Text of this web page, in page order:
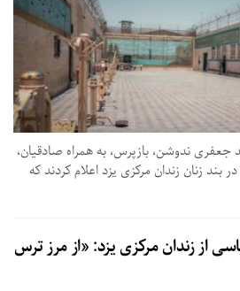
مرداد، مجید جعفری ندوشن، بازپرس، به همراه صادقیان،
بند زنان زندان مرکزی یزد اعلام کردند که
از زندان مرکزی یزد: «از مرز ترس